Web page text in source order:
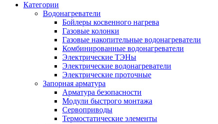
Категории
Водонагреватели
Бойлеры косвенного нагрева
Газовые колонки
Газовые накопительные водонагреватели
Комбинированные водонагреватели
Электрические ТЭНы
Электрические водонагреватели
Электрические проточные
Запорная арматура
Арматура безопасности
Модули быстрого монтажа
Сервоприводы
Термостатические элементы